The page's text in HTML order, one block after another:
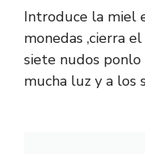
Introduce la miel
monedas ,cierra
siete nudos
mucha luz y a los